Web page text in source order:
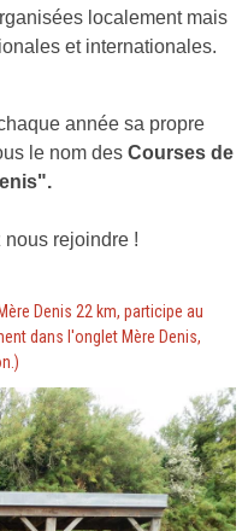
localement mais
et internationales.
année sa propre
le nom des Courses de
nous rejoindre !
Denis 22 km, participe au
dans l'onglet Mère Denis,